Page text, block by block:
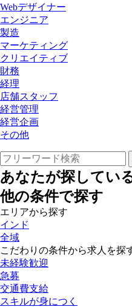
Webデザイナー
エンジニア
製造
マーケティング
クリエイティブ
財務
経理
店舗スタッフ
経営管理
経営企画
その他
あなたが探してい
他の条件で探す
エリアから探す
インド
全域
こだわりの条件から求人を探
未経験歓迎
急募
交通費支給
スキルが身につく